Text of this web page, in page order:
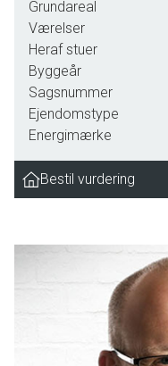
samtidig har I kun 600 meter
forlængelse af laden befinder
Går I 500 meter mod øst, har I
Strand og Hesselbjerg Strand
meter nede ad vejen holder
Humble, hvor der også er
materialevalg samt fine
Vil I vide mere? Så giv os et
Grundareal
Værelser
Heraf stuer
Byggeår
Sagsnummer
Ejendomstype
Energimærke
Bestil vurdering